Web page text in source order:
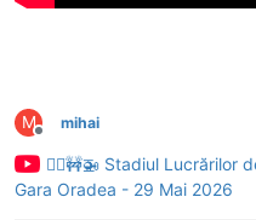
M
Deconectat
mihai
👷‍♂️🚧🚁 Stadiul Lucrărilor
Gara Oradea - 29 Mai 2026